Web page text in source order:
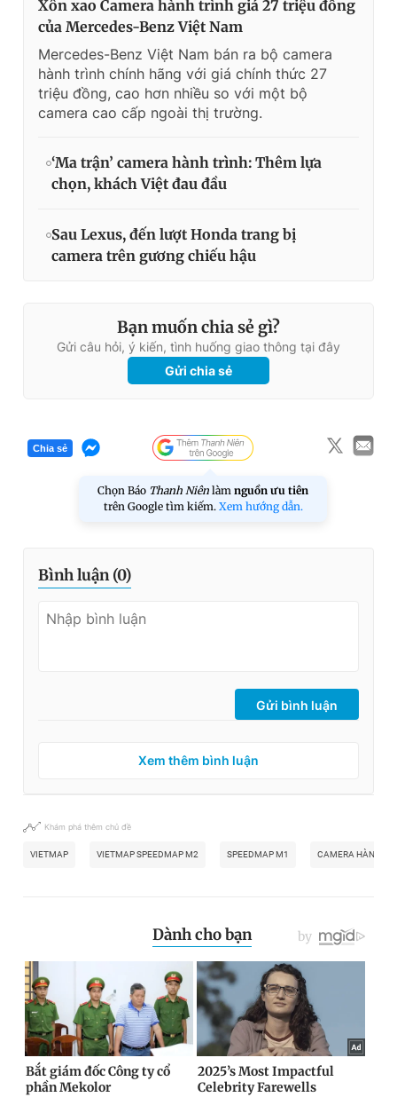
Xôn xao Camera hành trình giá 27 triệu đồng
của Mercedes-Benz Việt Nam
Mercedes-Benz Việt Nam bán ra bộ camera
hành trình chính hãng với giá chính thức 27
triệu đồng, cao hơn nhiều so với một bộ
camera cao cấp ngoài thị trường.
‘Ma trận’ camera hành trình: Thêm lựa
chọn, khách Việt đau đầu
Sau Lexus, đến lượt Honda trang bị
camera trên gương chiếu hậu
Bạn muốn chia sẻ gì?
Gửi câu hỏi, ý kiến, tình huống giao thông tại đây
Gửi chia sẻ
Chia sẻ
Chọn Báo Thanh Niên làm nguồn ưu tiên
trên Google tìm kiếm. Xem hướng dẫn.
Bình luận (0)
Gửi bình luận
Xem thêm bình luận
Khám phá thêm chủ đề
VIETMAP VIETMAP SPEEDMAP M2 SPEEDMAP M1 CAMERA HÀNH